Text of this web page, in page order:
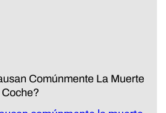
Comúnmente La Muerte